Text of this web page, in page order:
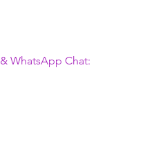
& WhatsApp Chat: